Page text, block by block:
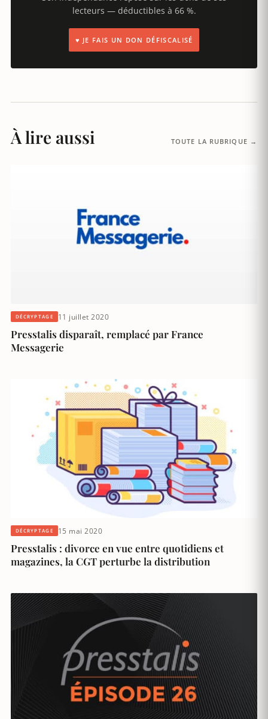
lecteurs — déductibles à 66 %.
♥ JE FAIS UN DON DÉFISCALISÉ
À lire aussi TOUTE LA RUBRIQUE →
DÉCRYPTAGE 11 juillet 2020
Presstalis disparaît, remplacé par France
Messagerie
DÉCRYPTAGE 15 mai 2020
Presstalis : divorce en vue entre quotidiens et
magazines, la CGT perturbe la distribution